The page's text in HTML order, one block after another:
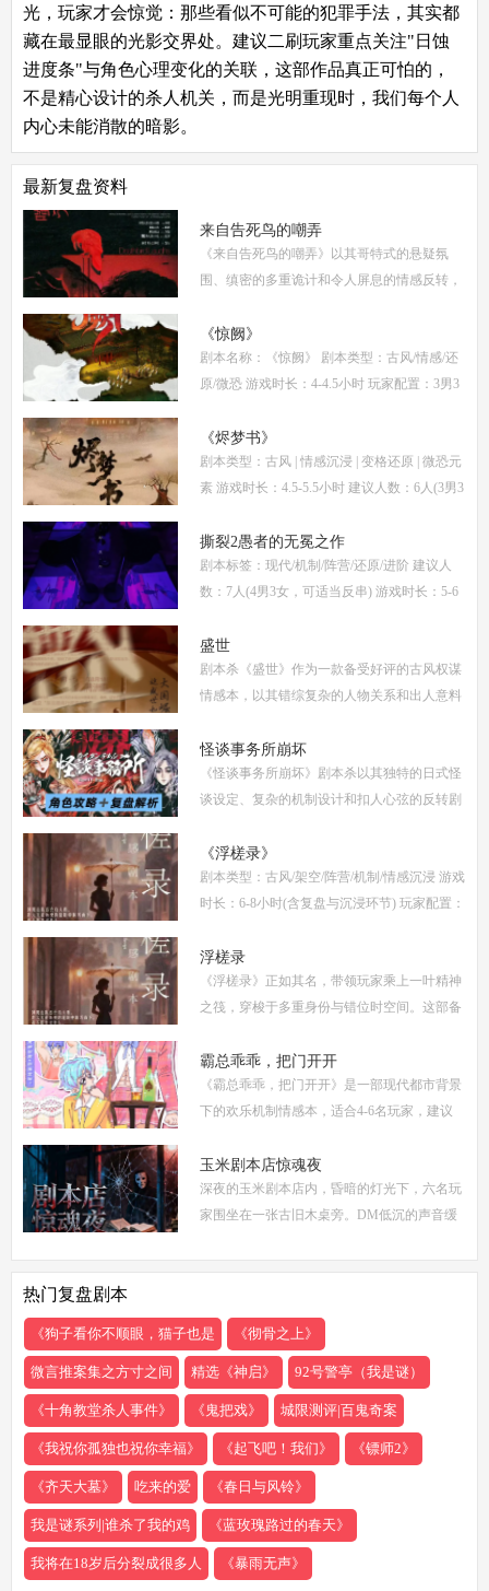
光，玩家才会惊觉：那些看似不可能的犯罪手法，其实都
藏在最显眼的光影交界处。建议二刷玩家重点关注"日蚀
进度条"与角色心理变化的关联，这部作品真正可怕的，
不是精心设计的杀人机关，而是光明重现时，我们每个人
内心未能消散的暗影。
最新复盘资料
来自告死鸟的嘲弄
《来自告死鸟的嘲弄》以其哥特式的悬疑氛
围、缜密的多重诡计和令人屏息的情感反转，
南将从线索流程梳理、角色任务解析、核心诡
计拆
《惊阙》
剧本名称：《惊阙》 剧本类型：古风/情感/还
原/微恐 游戏时长：4-4.5小时 玩家配置：3男3
体验测评内容，复盘答案仅需2步： (1)关注微
信公
《烬梦书》
剧本类型：古风 | 情感沉浸 | 变格还原 | 微恐元
素 游戏时长：4.5-5.5小时 建议人数：6人(3男3
风故事、情感细腻、偏好剧情还原的玩家 《烬
梦
撕裂2愚者的无冕之作
剧本标签：现代/机制/阵营/还原/进阶 建议人
数：7人(4男3女，可适当反串) 游戏时长：5-6
《撕裂2愚者的无冕之作》玩家点评关键词：
机制
盛世
剧本杀《盛世》作为一款备受好评的古风权谋
情感本，以其错综复杂的人物关系和出人意料
供全面的复盘解析，包括角色攻略、关键线索
解
怪谈事务所崩坏
《怪谈事务所崩坏》剧本杀以其独特的日式怪
谈设定、复杂的机制设计和扣人心弦的反转剧
复盘、体验测评、新本攻略、类型时间和玩家
点
《浮槎录》
剧本类型：古风/架空/阵营/机制/情感沉浸 游戏
时长：6-8小时(含复盘与沉浸环节) 玩家配置：
别选择以增强代入感) 适合玩家：适合喜爱深
度
浮槎录
《浮槎录》正如其名，带领玩家乘上一叶精神
之筏，穿梭于多重身份与错位时空间。这部备
精密的机制设计和深刻的人性探讨，在剧本杀
圈
霸总乖乖，把门开开
《霸总乖乖，把门开开》是一部现代都市背景
下的欢乐机制情感本，适合4-6名玩家，建议
争、家族恩怨与情感纠葛，以轻松幽默的笔触
描绘了一
玉米剧本店惊魂夜
深夜的玉米剧本店内，昏暗的灯光下，六名玩
家围坐在一张古旧木桌旁。DM低沉的声音缓
热门复盘剧本
《狗子看你不顺眼，猫子也是 《彻骨之上》
微言推案集之方寸之间 精选《神启》 92号警亭（我是谜）
《十角教堂杀人事件》 《鬼把戏》 城限测评|百鬼奇案
《我祝你孤独也祝你幸福》 《起飞吧！我们》 《镖师2》
《齐天大墓》 吃来的爱 《春日与风铃》
我是谜系列|谁杀了我的鸡 《蓝玫瑰路过的春天》
我将在18岁后分裂成很多人 《暴雨无声》